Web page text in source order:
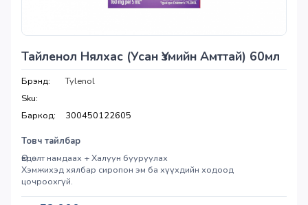
Тайленол Нялхас (Усан Үзмийн Амттай) 60мл
Брэнд:
Tylenol
Sku:
Баркод:
300450122605
Товч тайлбар
Өвдөлт намдаах + Халуун бууруулах
Хэмжихэд хялбар сиропон эм ба хүүхдийн ходоод
цочроохгүй.